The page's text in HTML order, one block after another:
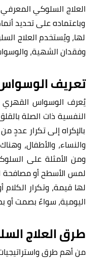
وباعتماده على تحديد
لها، ويُستخدم العلاج
وفقدان الشهية،
تعريف
النفسية ذات الصلة
بالإكراه إلى تكرار
والنساء، والأطفال،
ومن الأمثلة على
لمس الأسطح أو مصافحة
لها قيمة، وتكرار الكلام
اليومية، سواءً بصمت
طرق العلاج
من أهم طرق